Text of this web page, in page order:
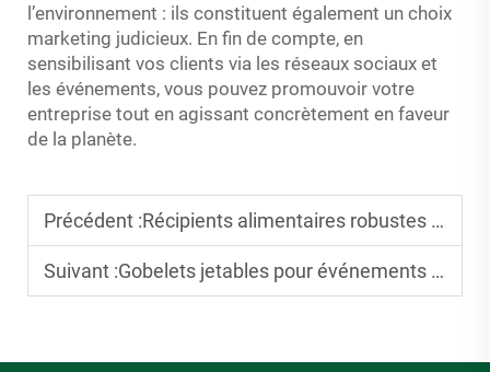
l’environnement : ils constituent également un choix
marketing judicieux. En fin de compte, en
sensibilisant vos clients via les réseaux sociaux et
les événements, vous pouvez promouvoir votre
entreprise tout en agissant concrètement en faveur
de la planète.
Précédent :Récipients alimentaires robustes à fermeture hermétique : prévention de l’écrasement pendant la livraison
Suivant :Gobelets jetables pour événements : achats en gros pour mariages et festivals